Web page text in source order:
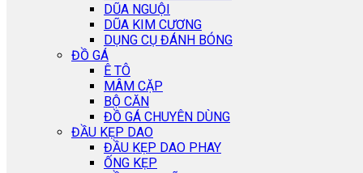
DŨA NGUỘI
DŨA KIM CƯƠNG
DỤNG CỤ ĐÁNH BÓNG
ĐỒ GÁ
Ê TÔ
MÂM CẶP
BỘ CĂN
ĐỒ GÁ CHUYÊN DÙNG
ĐẦU KẸP DAO
ĐẦU KẸP DAO PHAY
ỐNG KẸP